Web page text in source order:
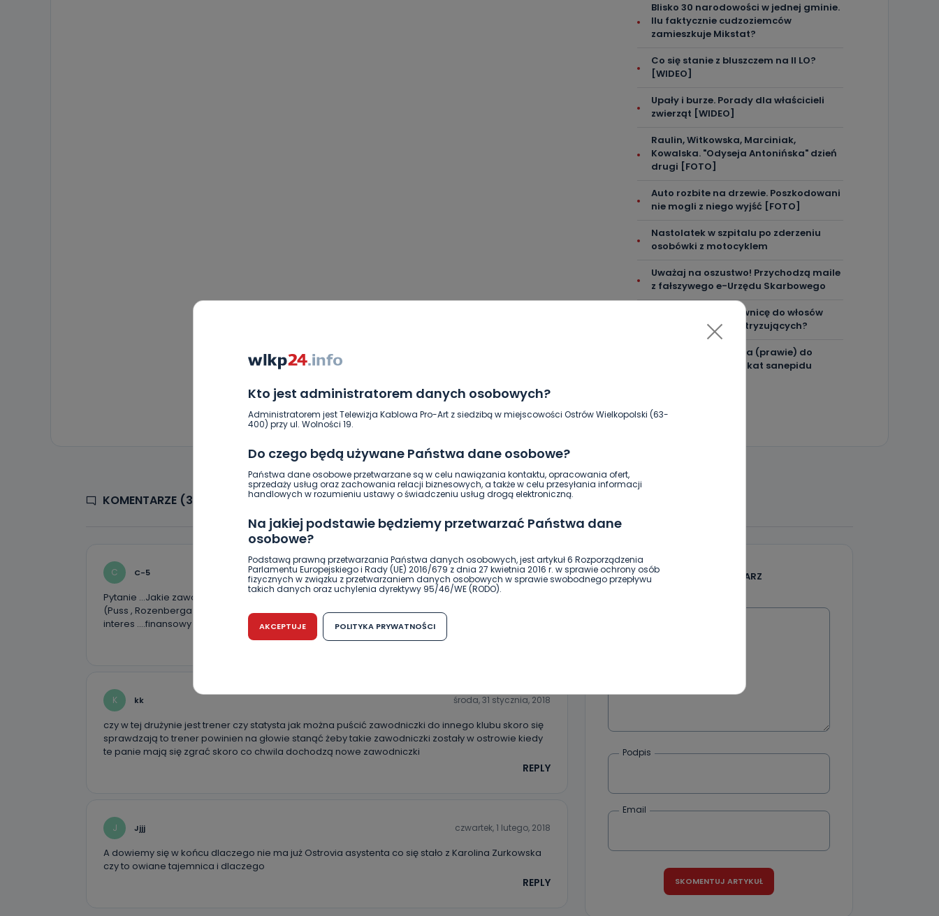
Kto jest administratorem danych osobowych?
Administratorem jest Telewizja Kablowa Pro-Art z siedzibą w miejscowości Ostrów Wielkopolski (63-
400) przy ul. Wolności 19.
Do czego będą używane Państwa dane osobowe?
Państwa dane osobowe przetwarzane są w celu nawiązania kontaktu, opracowania ofert,
sprzedaży usług oraz zachowania relacji biznesowych, a także w celu przesyłania informacji
handlowych w rozumieniu ustawy o świadczeniu usług drogą elektroniczną.
Na jakiej podstawie będziemy przetwarzać Państwa dane
osobowe?
Podstawą prawną przetwarzania Państwa danych osobowych, jest artykuł 6 Rozporządzenia
Parlamentu Europejskiego i Rady (UE) 2016/679 z dnia 27 kwietnia 2016 r. w sprawie ochrony osób
fizycznych w związku z przetwarzaniem danych osobowych w sprawie swobodnego przepływu
takich danych oraz uchylenia dyrektywy 95/46/WE (RODO).
Czy jest możliwość cofnięcia zgody?
Podanie danych osobowych jest dobrowolne, nie jest wymogiem ustawowym lub umownym oraz
Kiedy i komu możemy przekazać Państwa dane?
Telewizja Kablowa Pro-Art z siedzibą w miejscowości Ostrów Wielkopolski (63-400) przy ul. Wolności
19 nie przekazuje Państwa danych osobowych podmiotom trzecim, jak również nie są one
wykorzystywane w procesach zautomatyzowanego profilowania.
Co mogą Państwo zrobić z przekazanymi nam danymi?
Telewizji Kablowa Pro-Art z siedzibą w miejscowości Ostrów Wielkopolski (63-400) przy ul. Wolności
19 dostępu do danych osobowych dotyczących Państwa oraz uzyskania ich kopii, a także żądania
ich sprostowania, usunięcia danych, ograniczenia ich przetwarzania oraz prawo wniesienia
Do kiedy Państwa dane osobowe będą przechowywane?
Do czasu wycofania zgody lub, jeśli dane będą przetwarzane na podstawie prawnie
AKCEPTUJE POLITYKA PRYWATNOŚCI
Blisko 30 narodowości w jednej gminie.
Ilu faktycznie cudzoziemców
zamieszkuje Mikstat?
Co się stanie z bluszczem na II LO?
[WIDEO]
Upały i burze. Porady dla właścicieli
zwierząt [WIDEO]
Raulin, Witkowska, Marciniak,
Kowalska. "Odyseja Antonińska" dzień
drugi [FOTO]
Auto rozbite na drzewie. Poszkodowani
nie mogli z niego wyjść [FOTO]
Nastolatek w szpitalu po zderzeniu
osobówki z motocyklem
Uważaj na oszustwo! Przychodzą maile
z fałszywego e-Urzędu Skarbowego
Jak wybrać prostownicę do włosów
puszących się i elektryzujących?
Jakość wody wróciła (prawie) do
normy. Jest komunikat sanepidu
KOMENTARZE (3)
C C-5 środa, 31 stycznia, 2018
Pytanie …Jakie zawodniczki mają podpisane umowy , skoro z dnia na dzień mogą zmieniać klub
(Puss , Rozenberga – na 2-3 mecze to jakaś paranoja ! No chyba , że klub robi na tym dobry
interes ….finansowy …
K kk środa, 31 stycznia, 2018
czy w tej drużynie jest trener czy statysta jak można puścić zawodniczki do innego klubu skoro się
sprawdzają to trener powinien na głowie stanąć żeby takie zawodniczki zostały w ostrowie kiedy
te panie mają się zgrać skoro co chwila dochodzą nowe zawodniczki
REPLY
J Jjjj czwartek, 1 lutego, 2018
A dowiemy się w końcu dlaczego nie ma już Ostrovia asystenta co się stało z Karolina Zurkowska
czy to owiane tajemnica i dlaczego
REPLY
DODAJ SWÓJ KOMENTARZ
Podpis
Email